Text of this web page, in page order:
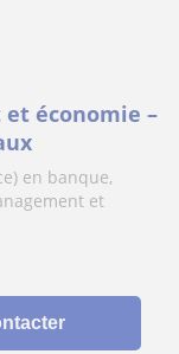
économie –
en banque,
et